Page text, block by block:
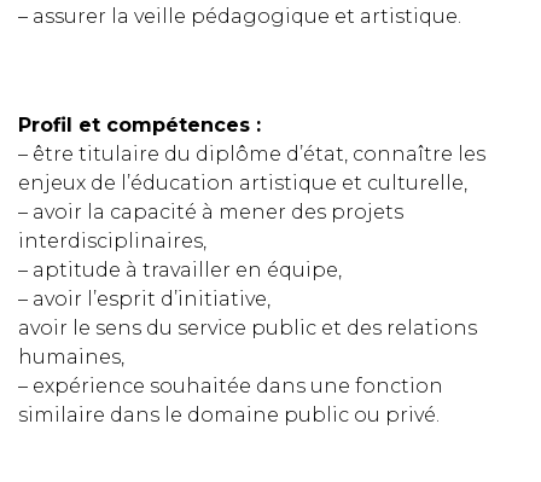
– assurer la veille pédagogique et artistique.
Profil et compétences :
– être titulaire du diplôme d’état, connaître les
enjeux de l’éducation artistique et culturelle,
– avoir la capacité à mener des projets
interdisciplinaires,
– aptitude à travailler en équipe,
– avoir l’esprit d’initiative,
avoir le sens du service public et des relations
humaines,
– expérience souhaitée dans une fonction
similaire dans le domaine public ou privé.